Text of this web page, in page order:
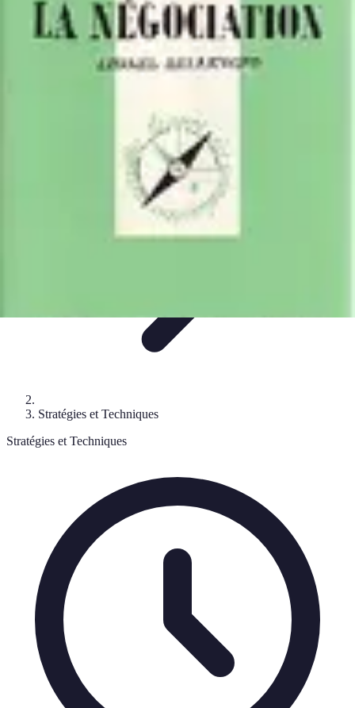
Tel Prospection
StratégiesStratégies de Telprospection
Stratégies et
TechniquesFormation et DéveloppementAnalyse et Évaluation
Stratégies et Techniques
Stratégies et Techniques